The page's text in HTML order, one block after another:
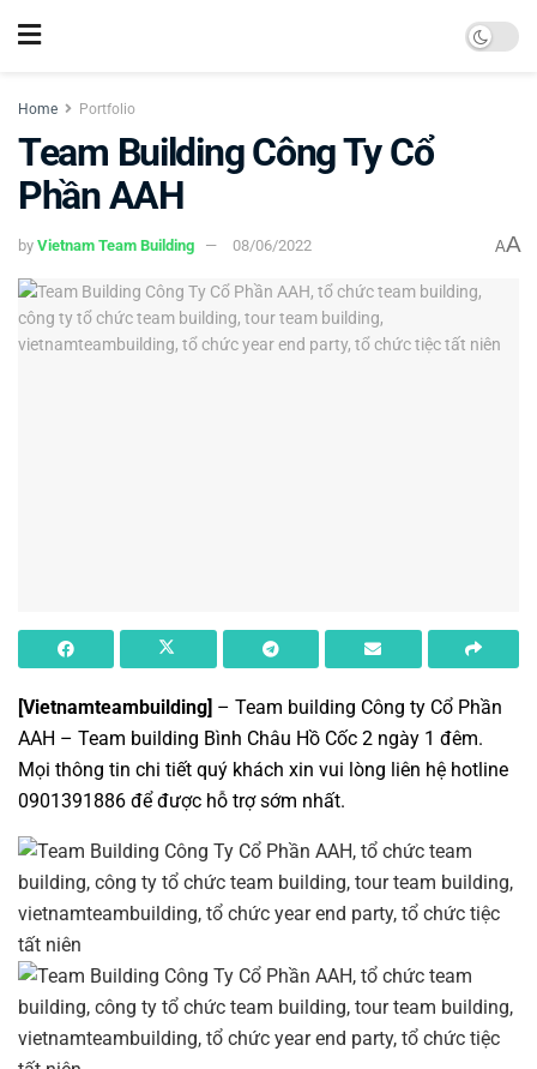
Home Portfolio
Team Building Công Ty Cổ
Phần AAH
by Vietnam Team Building 08/06/2022 AA
[Vietnamteambuilding] – Team building Công ty Cổ Phần
AAH – Team building Bình Châu Hồ Cốc 2 ngày 1 đêm.
Mọi thông tin chi tiết quý khách xin vui lòng liên hệ hotline
0901391886 để được hỗ trợ sớm nhất.